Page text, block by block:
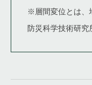
※層間変位とは、
防災科学技術研究